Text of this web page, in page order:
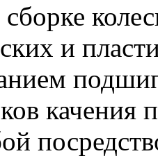
и
качения